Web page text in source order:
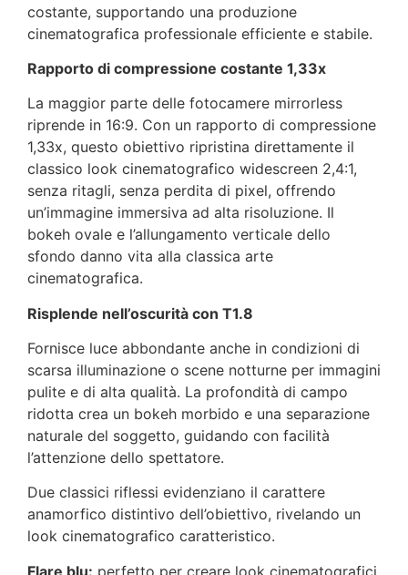
costante, supportando una produzione
cinematografica professionale efficiente e stabile.
Rapporto di compressione costante 1,33x
La maggior parte delle fotocamere mirrorless
riprende in 16:9. Con un rapporto di compressione
1,33x, questo obiettivo ripristina direttamente il
classico look cinematografico widescreen 2,4:1,
senza ritagli, senza perdita di pixel, offrendo
un’immagine immersiva ad alta risoluzione. Il
bokeh ovale e l’allungamento verticale dello
sfondo danno vita alla classica arte
cinematografica.
Risplende nell’oscurità con T1.8
Fornisce luce abbondante anche in condizioni di
scarsa illuminazione o scene notturne per immagini
pulite e di alta qualità. La profondità di campo
ridotta crea un bokeh morbido e una separazione
naturale del soggetto, guidando con facilità
l’attenzione dello spettatore.
Due classici riflessi evidenziano il carattere
anamorfico distintivo dell’obiettivo, rivelando un
look cinematografico caratteristico.
Flare blu: perfetto per creare look cinematografici